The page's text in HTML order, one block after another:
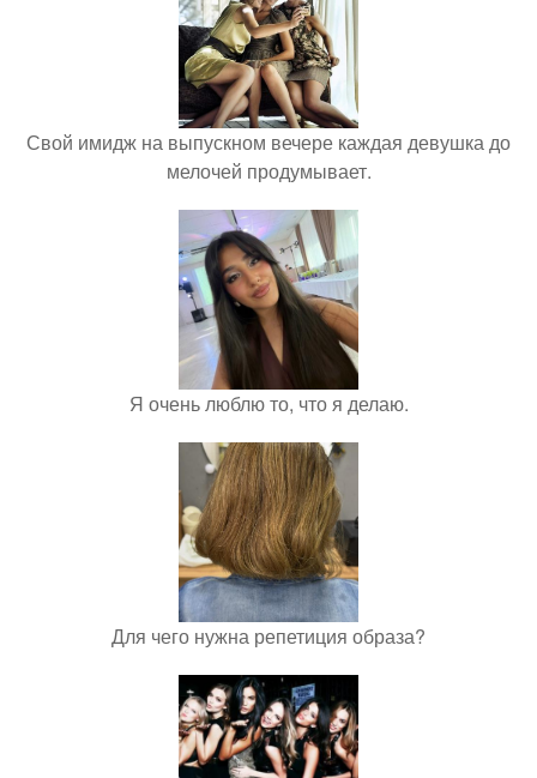
Свой имидж на выпускном вечере каждая девушка до
мелочей продумывает.
Я очень люблю то, что я делаю.
Для чего нужна репетиция образа?